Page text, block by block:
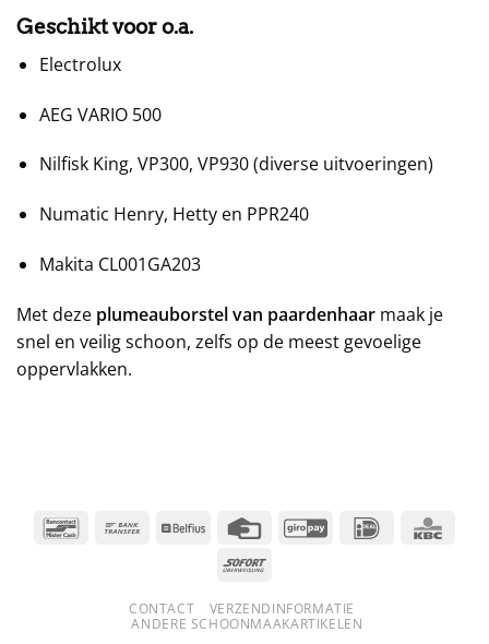
Geschikt voor o.a.
Electrolux
AEG VARIO 500
Nilfisk King, VP300, VP930 (diverse uitvoeringen)
Numatic Henry, Hetty en PPR240
Makita CL001GA203
Met deze plumeauborstel van paardenhaar maak je
snel en veilig schoon, zelfs op de meest gevoelige
oppervlakken.
BancontactBank
Belfius
Credit
GiroPay IDeal
Sofort
CONTACT
VERZENDINFORMATIE
ANDERE SCHOONMAAKARTIKELEN